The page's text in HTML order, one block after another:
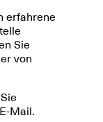
erfahrene
Sie
von
Mail.